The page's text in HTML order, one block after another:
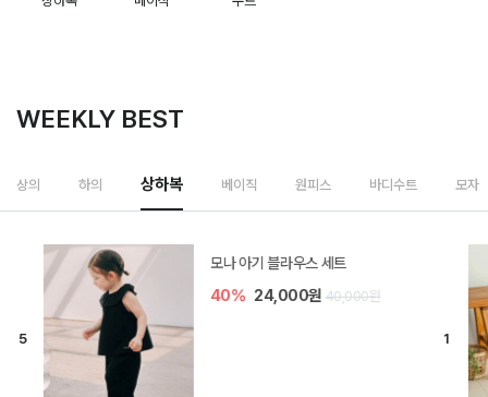
WEEKLY BEST
상의 하의 상하복 베이직 원피스 바디수트 모자
모나 아기 블라우스 세트
40% 24,000원 40,000원